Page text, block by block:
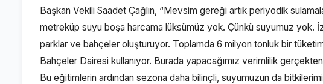
Başkan Vekili Saadet Çağlın, “Mevsim gereği artık periyodik
metreküp suyu boşa harcama lüksümüz yok. Çünkü suyumuz yok.
parklar ve bahçeler oluşturuyor. Toplamda 6 milyon tonluk bir
Bahçeler Dairesi kullanıyor. Burada yapacağımız verimlilik
Bu eğitimlerin ardından sezona daha bilinçli, suyumuzun da